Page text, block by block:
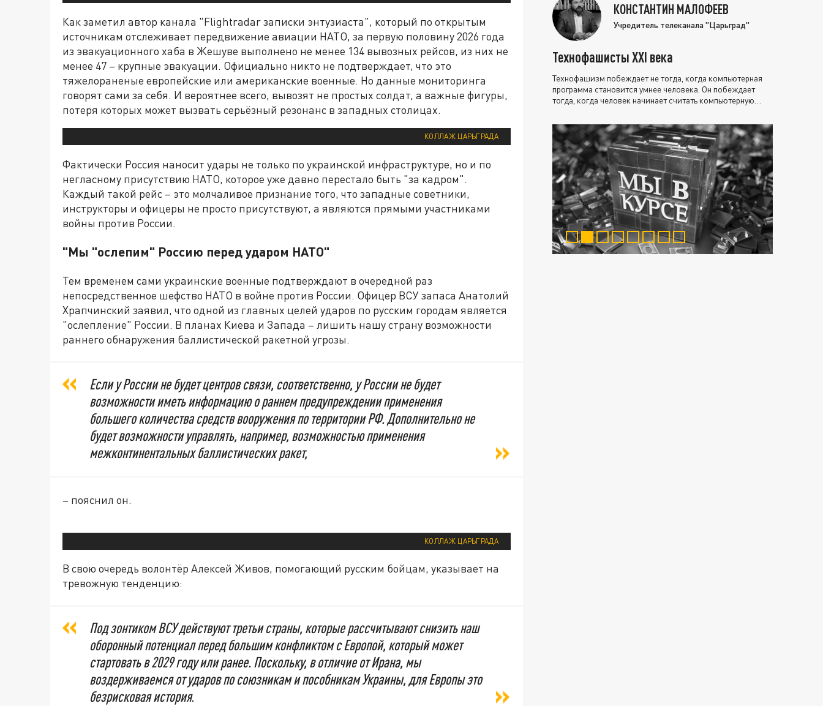
Как заметил автор канала "Flightradar записки энтузиаста", который по открытым
источникам отслеживает передвижение авиации НАТО, за первую половину 2026 года
из эвакуационного хаба в Жешуве выполнено не менее 134 вывозных рейсов, из них не
менее 47 – крупные эвакуации. Официально никто не подтверждает, что это
тяжелораненые европейские или американские военные. Но данные мониторинга
говорят сами за себя. И вероятнее всего, вывозят не простых солдат, а важные фигуры,
потеря которых может вызвать серьёзный резонанс в западных столицах.
КОЛЛАЖ ЦАРЬГРАДА
Фактически Россия наносит удары не только по украинской инфраструктуре, но и по
негласному присутствию НАТО, которое уже давно перестало быть "за кадром".
Каждый такой рейс – это молчаливое признание того, что западные советники,
инструкторы и офицеры не просто присутствуют, а являются прямыми участниками
войны против России.
"Мы "ослепим" Россию перед ударом НАТО"
Тем временем сами украинские военные подтверждают в очередной раз
непосредственное шефство НАТО в войне против России. Офицер ВСУ запаса Анатолий
Храпчинский заявил, что одной из главных целей ударов по русским городам является
"ослепление" России. В планах Киева и Запада – лишить нашу страну возможности
раннего обнаружения баллистической ракетной угрозы.
Если у России не будет центров связи, соответственно, у России не будет
возможности иметь информацию о раннем предупреждении применения
большего количества средств вооружения по территории РФ. Дополнительно не
будет возможности управлять, например, возможностью применения
межконтинентальных баллистических ракет,
– пояснил он.
КОЛЛАЖ ЦАРЬГРАДА
В свою очередь волонтёр Алексей Живов, помогающий русским бойцам, указывает на
тревожную тенденцию:
Под зонтиком ВСУ действуют третьи страны, которые рассчитывают снизить наш
оборонный потенциал перед большим конфликтом с Европой, который может
стартовать в 2029 году или ранее. Поскольку, в отличие от Ирана, мы
воздерживаемся от ударов по союзникам и пособникам Украины, для Европы это
безрисковая история.
КОНСТАНТИН МАЛОФЕЕВ
Учредитель телеканала "Царьград"
Технофашисты XXI века
Технофашизм побеждает не тогда, когда компьютерная
программа становится умнее человека. Он побеждает
тогда, когда человек начинает считать компьютерную